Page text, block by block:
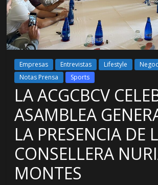
Empresas Entrevistas Lifestyle
Notas Prensa
Sports
LA ACGCBCV
ASAMBLEA
LA PRESENCIA DE
CONSELLERA
MONTES